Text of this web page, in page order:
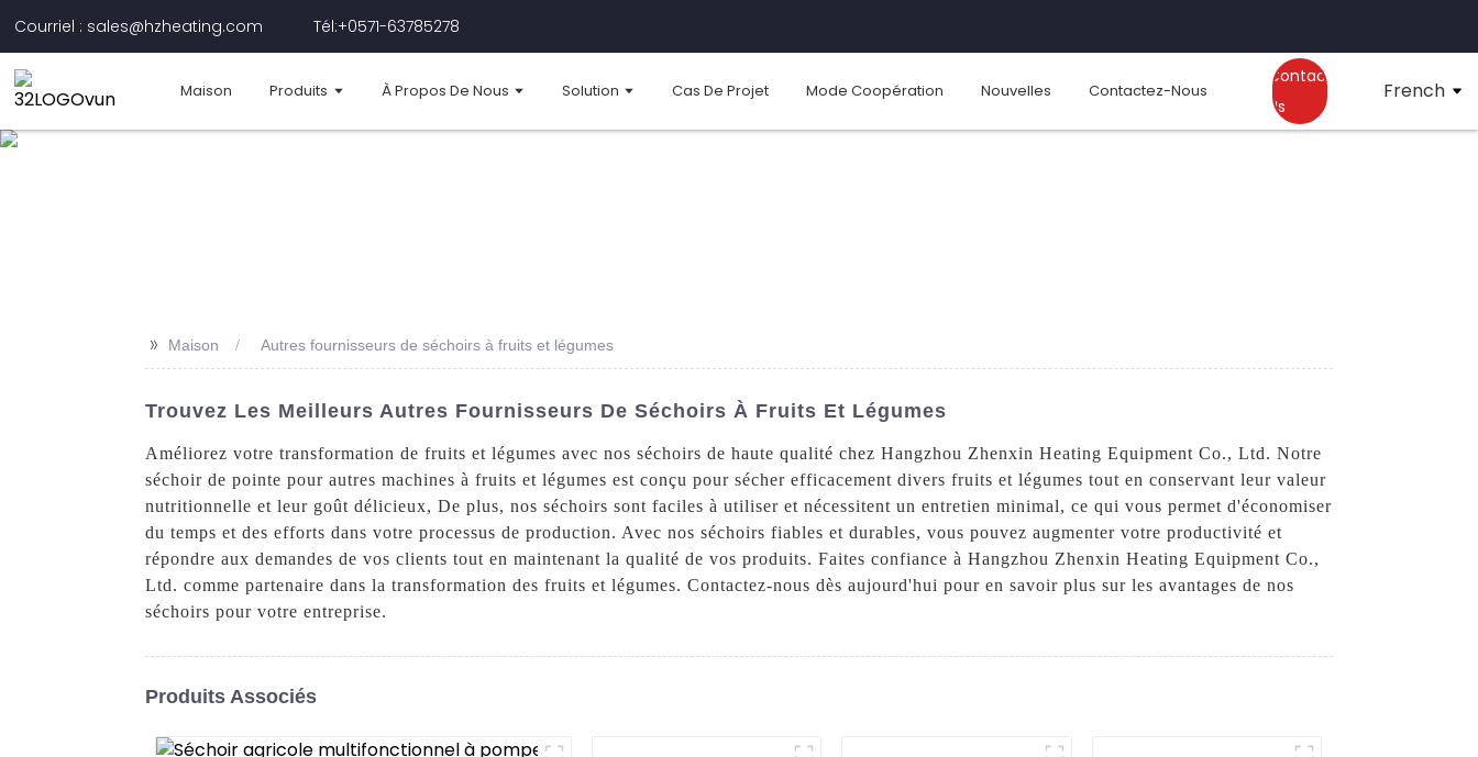
Courriel : sales@hzheating.com Tél:+0571-63785278
Maison Produits À Propos De Nous Solution Cas De Projet Mode Coopération Nouvelles Contactez-Nous
Contact
Us
French
>> Maison Autres fournisseurs de séchoirs à fruits et légumes
Trouvez Les Meilleurs Autres Fournisseurs De Séchoirs À Fruits Et Légumes
Améliorez votre transformation de fruits et légumes avec nos séchoirs de haute qualité chez Hangzhou Zhenxin Heating Equipment Co., Ltd. Notre
séchoir de pointe pour autres machines à fruits et légumes est conçu pour sécher efficacement divers fruits et légumes tout en conservant leur valeur
nutritionnelle et leur goût délicieux, De plus, nos séchoirs sont faciles à utiliser et nécessitent un entretien minimal, ce qui vous permet d'économiser
du temps et des efforts dans votre processus de production. Avec nos séchoirs fiables et durables, vous pouvez augmenter votre productivité et
répondre aux demandes de vos clients tout en maintenant la qualité de vos produits. Faites confiance à Hangzhou Zhenxin Heating Equipment Co.,
Ltd. comme partenaire dans la transformation des fruits et légumes. Contactez-nous dès aujourd'hui pour en savoir plus sur les avantages de nos
séchoirs pour votre entreprise.
Produits Associés